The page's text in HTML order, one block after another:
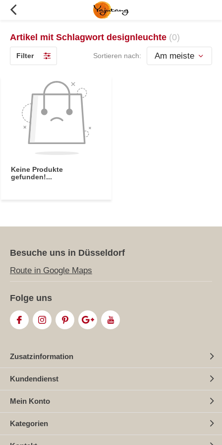
Artikel mit Schlagwort designleuchte (0)
Filter Sortieren nach:
Keine Produkte
gefunden!...
Besuche uns in Düsseldorf
Route in Google Maps
Folge uns
Zusatzinformation
Kundendienst
Mein Konto
Kategorien